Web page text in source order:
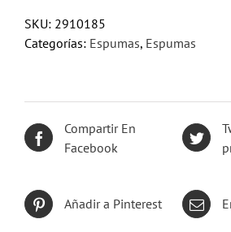
SKU: 2910185
Categorías: Espumas, Espumas
Compartir En
Facebook
Añadir a Pinterest